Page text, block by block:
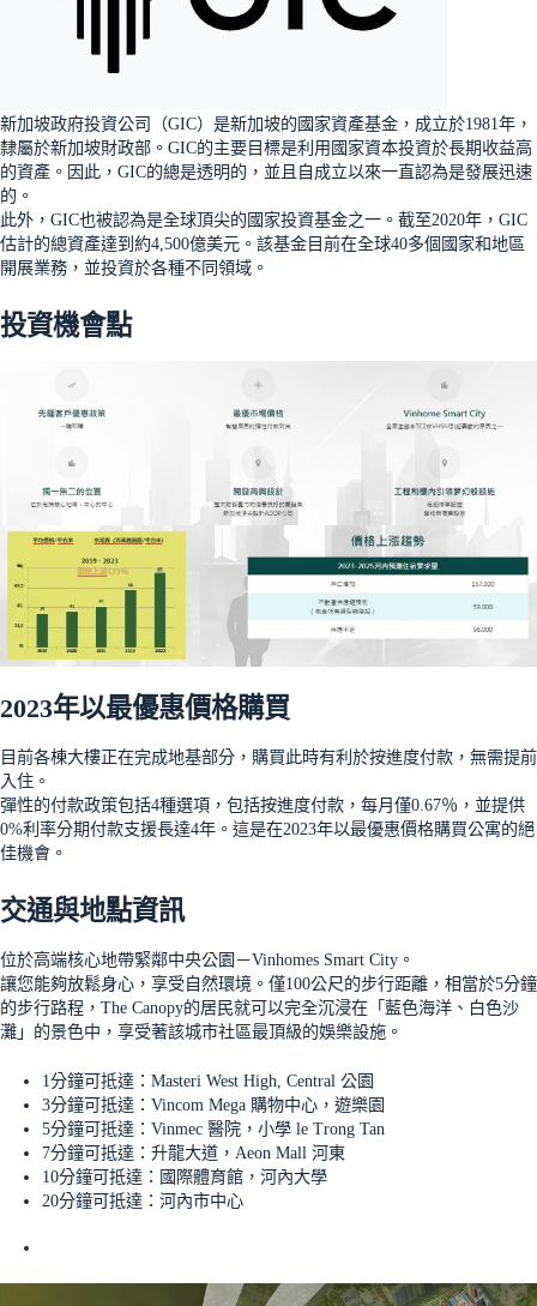
新加坡政府投資公司（GIC）是新加坡的國家資產基金，成立於1981年，
隸屬於新加坡財政部。GIC的主要目標是利用國家資本投資於長期收益高
的資產。因此，GIC的總是透明的，並且自成立以來一直認為是發展迅速
的。
此外，GIC也被認為是全球頂尖的國家投資基金之一。截至2020年，GIC
估計的總資產達到約4,500億美元。該基金目前在全球40多個國家和地區
開展業務，並投資於各種不同領域。
投資機會點
2023年以最優惠價格購買
目前各棟大樓正在完成地基部分，購買此時有利於按進度付款，無需提前
入住。
彈性的付款政策包括4種選項，包括按進度付款，每月僅0.67％，並提供
0%利率分期付款支援長達4年。這是在2023年以最優惠價格購買公寓的絕
佳機會。
交通與地點資訊
位於高端核心地帶緊鄰中央公園－Vinhomes Smart City。
讓您能夠放鬆身心，享受自然環境。僅100公尺的步行距離，相當於5分鐘
的步行路程，The Canopy的居民就可以完全沉浸在「藍色海洋、白色沙
灘」的景色中，享受著該城市社區最頂級的娛樂設施。
1分鐘可抵達：Masteri West High, Central 公園
3分鐘可抵達：Vincom Mega 購物中心，遊樂園
5分鐘可抵達：Vinmec 醫院，小學 le Trong Tan
7分鐘可抵達：升龍大道，Aeon Mall 河東
10分鐘可抵達：國際體育館，河內大學
20分鐘可抵達：河內市中心